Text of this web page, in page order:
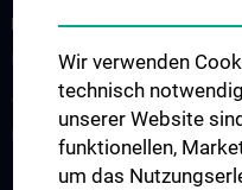
FOR PATIENTS
Für Patient:innen
Ambulanzen
Wir verwenden
technisch
unserer Website
funktionellen,
um das